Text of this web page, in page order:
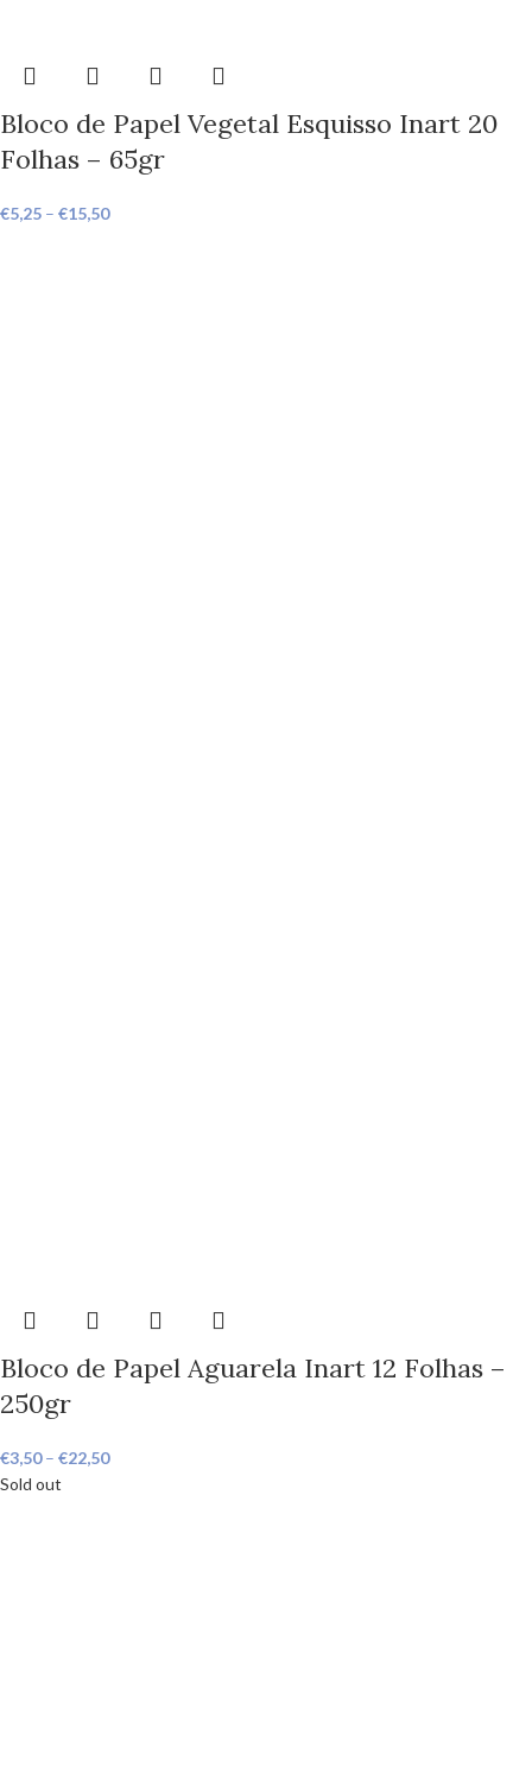
Bloco de Papel Vegetal Esquisso Inart 20
Folhas – 65gr
€5,25 – €15,50
Bloco de Papel Aguarela Inart 12 Folhas –
250gr
€3,50 – €22,50
Sold out